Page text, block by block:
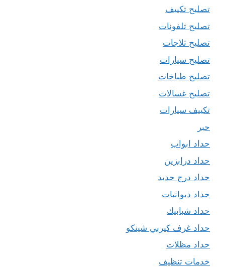
تصليح تكييف
تصليح تلفونات
تصليح ثلاجات
تصليح سيارات
تصليح طباخات
تصليح غسالات
تكييف سيارات
حبر
حداد ابواب
حداد درابزين
حداد درج حديد
حداد ديوانيات
حداد شبابيك
حداد غرف كيربي شينكو
حداد مظلات
خدمات تنظيف